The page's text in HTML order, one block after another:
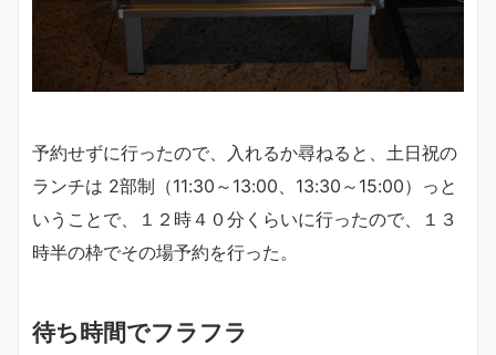
予約せずに行ったので、入れるか尋ねると、土日祝の
ランチは 2部制（11:30～13:00、13:30～15:00）っと
いうことで、１２時４０分くらいに行ったので、１３
時半の枠でその場予約を行った。
待ち時間でフラフラ